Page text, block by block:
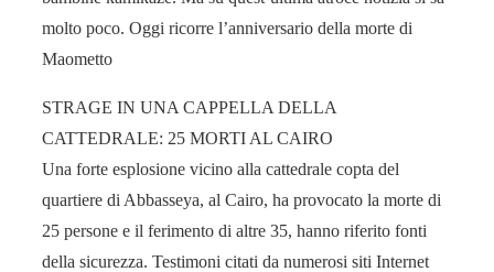
molto poco. Oggi ricorre l’anniversario della morte di
Maometto
STRAGE IN UNA CAPPELLA DELLA
CATTEDRALE: 25 MORTI AL CAIRO
Una forte esplosione vicino alla cattedrale copta del
quartiere di Abbasseya, al Cairo, ha provocato la morte di
25 persone e il ferimento di altre 35, hanno riferito fonti
della sicurezza. Testimoni citati da numerosi siti Internet